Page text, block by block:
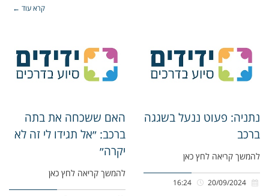
קרא עוד ←
נתניה: פעוט ננעל בשגגה
ברכב
להמשך קריאה לחץ כאן
האם ששכחה את בתה
ברכב: ״אל תגידו לי זה לא
יקרה״
להמשך קריאה לחץ כאן